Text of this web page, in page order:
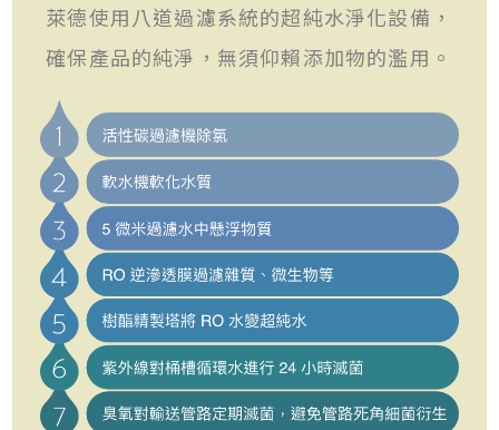
萊德使用八道過濾系統的超純水淨化設備，
確保產品的純淨，無須仰賴添加物的濫用。